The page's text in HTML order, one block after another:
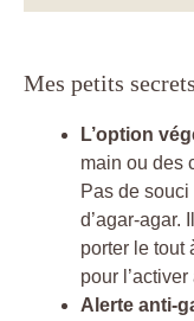
Mes petits
L’option
main ou des
Pas de
d’agar-agar.
porter le tout
pour
Alerte anti-